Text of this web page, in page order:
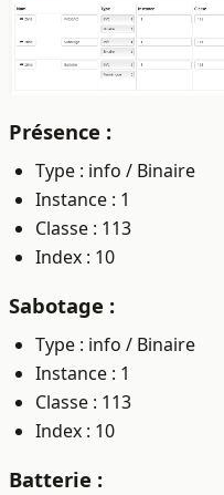
Présence :
Type : info / Binaire
Instance : 1
Classe : 113
Index : 10
Sabotage :
Type : info / Binaire
Instance : 1
Classe : 113
Index : 10
Batterie :